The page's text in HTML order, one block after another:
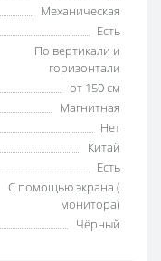
Механическая
Есть
По вертикали и
горизонтали
от 150 см
Магнитная
Нет
Китай
Есть
С помощью экрана (
монитора)
Чёрный